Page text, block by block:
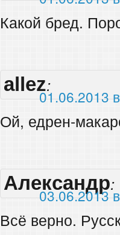
Какой бред.
allez:
01.06.2013
Ой, едрен-
Александр:
03.06.2013
Всё верно.